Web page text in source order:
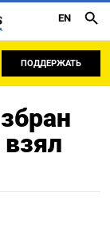
EN
ПОДДЕРЖАТЬ